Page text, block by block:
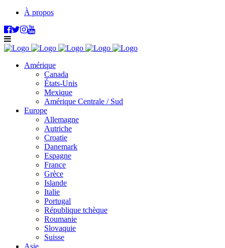
À propos
Amérique
Canada
États-Unis
Mexique
Amérique Centrale / Sud
Europe
Allemagne
Autriche
Croatie
Danemark
Espagne
France
Grèce
Islande
Italie
Portugal
République tchèque
Roumanie
Slovaquie
Suisse
Asie